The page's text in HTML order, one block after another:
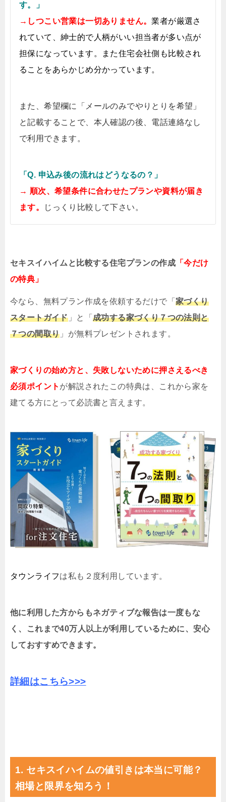
す。」
→しつこい営業は一切ありません。業者が厳選さ
れていて、紳士的で人柄がいい担当者が多い点が
担保になっています。また住宅会社側も比較され
ることをあらかじめ分かっています。
また、希望欄に「メールのみでやりとりを希望」
と記載することで、本人確認の後、電話連絡なし
で利用できます。
「Q. 申込み後の流れはどうなるの？」
→ 順次、希望条件に合わせたプランや資料が届き
ます。
じっくり比較して下さい。
セキスイハイムと比較する住宅プランの作成 「今だけ
の特典」
今なら、無料プラン作成を依頼するだけで「 家づくり
スタートガイド」と「成功する家づくり７つの法則と
７つの間取り 」が無料プレゼントされます。
家づくりの始め方と、 失敗しないために押さえるべき
必須ポイント が解説されたこの特典は、これから家を
建てる方にとって必読書と言えます。
タウンライフは私も２度利用しています。
他に利用した方からもネガティブな報告は一度もな
く、これまで40万人以上が利用しているために、安心
しておすすめできます。
詳細はこちら>>>
1. セキスイハイムの値引きは本当に可能？
相場と限界を知ろう！